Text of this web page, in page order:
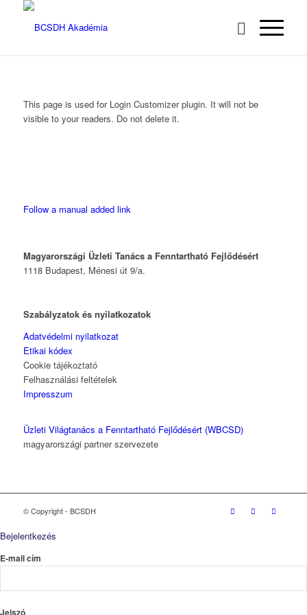
This page is used for Login Customizer plugin. It will not be
visible to your readers. Do not delete it.
Follow a manual added link
Magyarországi Üzleti Tanács a Fenntartható Fejlődésért
1118 Budapest, Ménesi út 9/a.
Szabályzatok és nyilatkozatok
Adatvédelmi nyilatkozat
Etikai kódex
Cookie tájékoztató
Felhasználási feltételek
Impresszum
Üzleti Világtanács a Fenntartható Fejlődésért (WBCSD)
magyarországi partner szervezete
© Copyright - BCSDH
Bejelentkezés
E-mail cím